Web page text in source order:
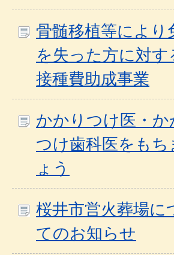
骨髄移植等により
を失った方に対す
接種費助成事業
かかりつけ医・か
つけ歯科医をもち
ょう
桜井市営火葬場に
てのお知らせ